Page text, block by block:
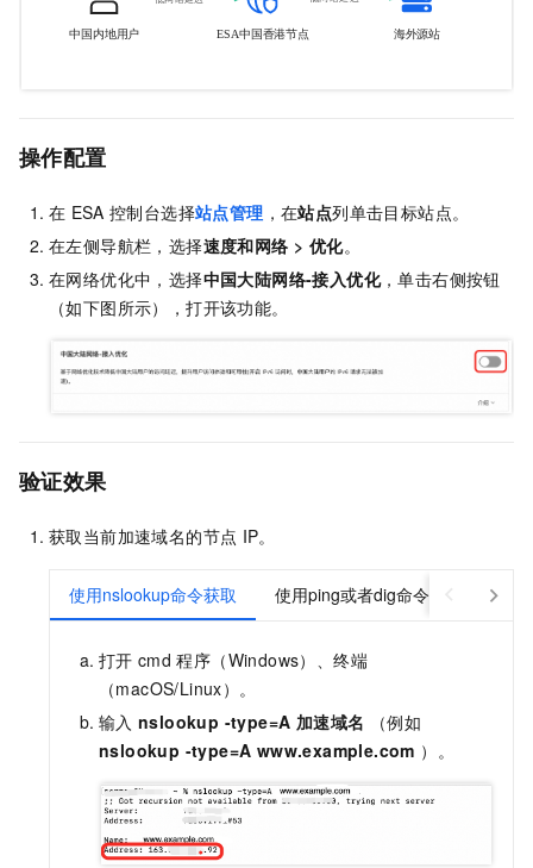
操作配置
在 ESA 控制台选择站点管理 ，在站点列单击目标站点。
在左侧导航栏，选择速度和网络 > 优化。
在网络优化中，选择中国大陆网络-接入优化，单击右侧按钮
（如下图所示），打开该功能。
验证效果
获取当前加速域名的节点 IP。
使用nslookup命令获取 使用ping或者dig命令获取
打开 cmd 程序（Windows）、终端
（macOS/Linux）。
输入 nslookup -type=A 加速域名
（例如
nslookup -type=A www.example.com ）。